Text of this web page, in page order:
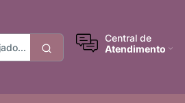
Central de
Atendimento